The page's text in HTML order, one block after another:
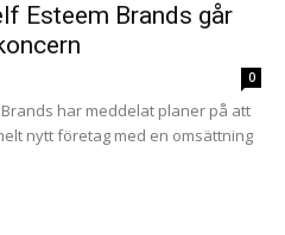
Esteem Brands går
0
har meddelat planer på att
nytt företag med en omsättning